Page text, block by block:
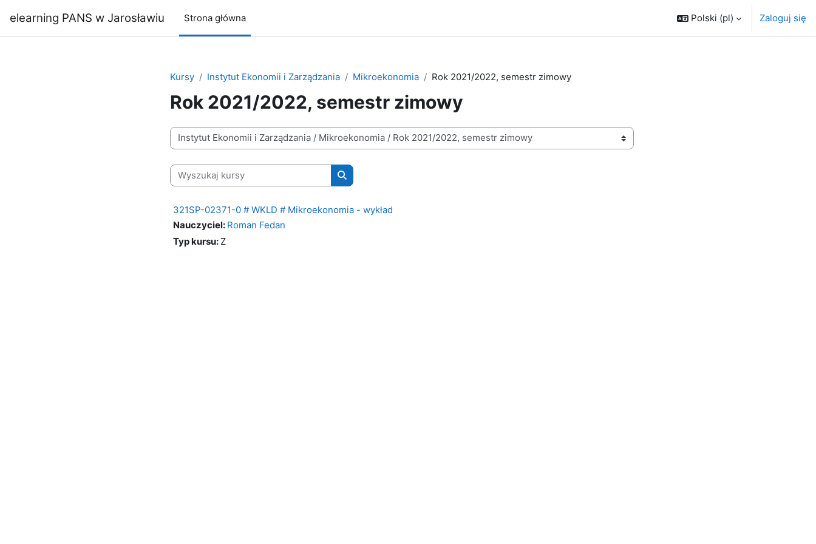
elearning PANS w Jarosławiu Strona główna Polski ‎(pl)‎ Zaloguj się
Kursy Instytut Ekonomii i Zarządzania Mikroekonomia Rok 2021/2022, semestr zimowy
Rok 2021/2022, semestr zimowy
Kategorie kursów
Wyszukaj kursy
Wyszukaj kursy
321SP-02371-0 # WKLD # Mikroekonomia - wykład
Nauczyciel: Roman Fedan
Typ kursu: Z